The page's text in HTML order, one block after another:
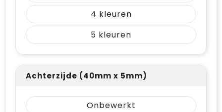
4
5
Achterzijde (40mm x 5mm)
Onbewerkt